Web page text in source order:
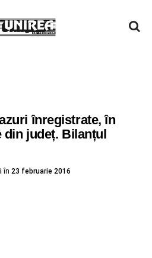
înregistrate, în
din județ. Bilanțul
în 23 februarie 2016